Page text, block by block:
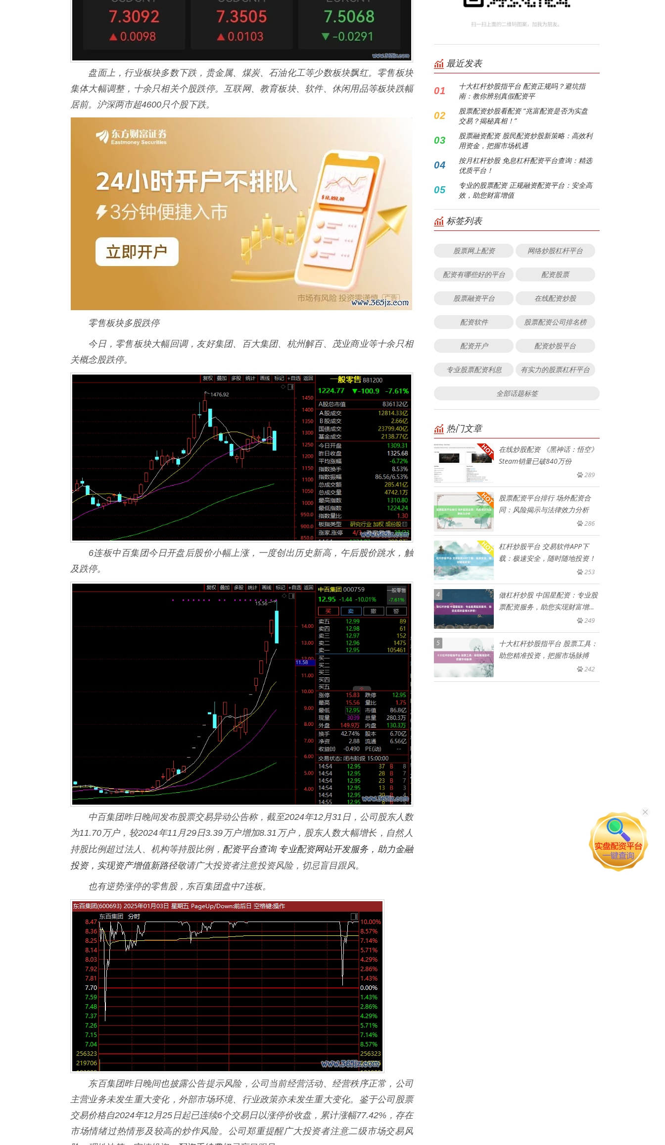
盘面上，行业板块多数下跌，贵金属、煤炭、石油化工等少数板块飘红。零售板块
集体大幅调整，十余只相关个股跌停。互联网、教育板块、软件、休闲用品等板块跌幅
居前。沪深两市超4600只个股下跌。
零售板块多股跌停
今日，零售板块大幅回调，友好集团、百大集团、杭州解百、茂业商业等十余只相
关概念股跌停。
6连板中百集团今日开盘后股价小幅上涨，一度创出历史新高，午后股价跳水，触
及跌停。
中百集团昨日晚间发布股票交易异动公告称，截至2024年12月31日，公司股东人数
为11.70万户，较2024年11月29日3.39万户增加8.31万户，股东人数大幅增长，自然人
持股比例超过法人、机构等持股比例， 配资平台查询 专业配资网站开发服务，助力金融
投资，实现资产增值新路径敬请广大投资者注意投资风险，切忌盲目跟风。
也有逆势涨停的零售股，东百集团盘中7连板。
东百集团昨日晚间也披露公告提示风险，公司当前经营活动、经营秩序正常，公司
主营业务未发生重大变化，外部市场环境、行业政策亦未发生重大变化。鉴于公司股票
交易价格自2024年12月25日起已连续6个交易日以涨停价收盘，累计涨幅77.42%，存在
市场情绪过热情形及较高的炒作风险。公司郑重提醒广大投资者注意二级市场交易风
最近发表
01
十大杠杆炒股指平台 配资正规吗？避坑指
南：教你辨别真假配资平
02
股票配资炒股看配资 “兆富配资是否为实盘
交易？揭秘真相！”
03
股票融资配资 股民配资炒股新策略：高效利
用资金，把握市场机遇
04
按月杠杆炒股 免息杠杆配资平台查询：精选
优质平台！
05
专业的股票配资 正规融资配资平台：安全高
效，助您财富增值
标签列表
股票网上配资 网络炒股杠杆平台
配资有哪些好的平台 配资股票
股票融资平台 在线配资炒股
配资软件 股票配资公司排名榜
配资开户 配资炒股平台
专业股票配资利息 有实力的股票杠杆平台
全部话题标签
热门文章
在线炒股配资 《黑神话：悟空》
Steam销量已破840万份
289
股票配资平台排行 场外配资合
同：风险揭示与法律效力分析
286
杠杆炒股平台 交易软件APP下
载：极速安全，随时随地投资！
253
4
做杠杆炒股 中国星配资：专业股
票配资服务，助您实现财富增长
249
5
十大杠杆炒股指平台 股票工具：
助您精准投资，把握市场脉搏
242